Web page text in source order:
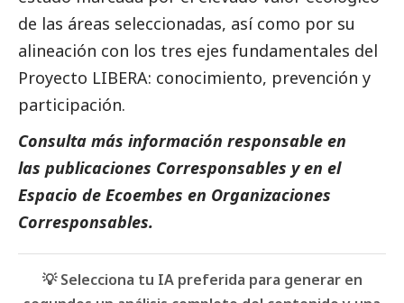
de las áreas seleccionadas, así como por su
alineación con los tres ejes fundamentales del
Proyecto LIBERA: conocimiento, prevención y
participación.
Consulta más información responsable en
las publicaciones Corresponsables y en el
Espacio de Ecoembes en Organizaciones
Corresponsables.
💡 Selecciona tu IA preferida para generar en